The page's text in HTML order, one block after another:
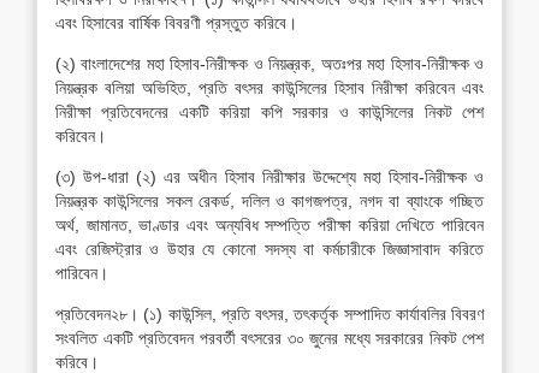
এবং হিসাবের বার্ষিক বিবরণী প্রস্তুত করিবে।
(২) বাংলাদেশের মহা হিসাব-নিরীক্ষক ও নিয়ন্ত্রক, অতঃপর মহা হিসাব-নিরীক্ষক ও
নিয়ন্ত্রক বলিয়া অভিহিত, প্রতি বৎসর কাউন্সিলের হিসাব নিরীক্ষা করিবেন এবং
নিরীক্ষা প্রতিবেদনের একটি করিয়া কপি সরকার ও কাউন্সিলের নিকট পেশ
করিবেন।
(৩) উপ-ধারা (২) এর অধীন হিসাব নিরীক্ষার উদ্দেশ্যে মহা হিসাব-নিরীক্ষক ও
নিয়ন্ত্রক কাউন্সিলের সকল রেকর্ড, দলিল ও কাগজপত্র, নগদ বা ব্যাংকে গচ্ছিত
অর্থ, জামানত, ভাণ্ডার এবং অন্যবিধ সম্পত্তি পরীক্ষা করিয়া দেখিতে পারিবেন
এবং রেজিস্ট্রার ও উহার যে কোনো সদস্য বা কর্মচারীকে জিজ্ঞাসাবাদ করিতে
পারিবেন।
প্রতিবেদন২৮। (১) কাউন্সিল, প্রতি বৎসর, তৎকর্তৃক সম্পাদিত কার্যাবলির বিবরণ
সংবলিত একটি প্রতিবেদন পরবর্তী বৎসরের ৩০ জুনের মধ্যে সরকারের নিকট পেশ
করিবে।